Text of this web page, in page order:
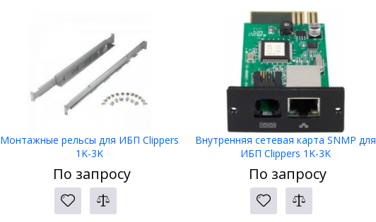
Монтажные рельсы для ИБП Clippers
1K-3K
По запросу
Внутренняя сетевая карта SNMP для
ИБП Clippers 1K-3K
По запросу